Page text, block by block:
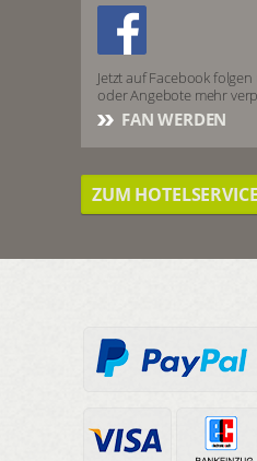
Jetzt auf Facebook
oder Angebote mehr
FAN WERDEN
ZUM HOTELSERVICE